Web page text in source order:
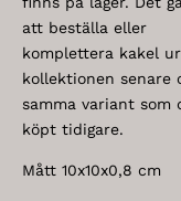
att beställa eller
komplettera kakel ur
kollektionen senare
samma variant som
köpt tidigare.
Mått 10x10x0,8 cm